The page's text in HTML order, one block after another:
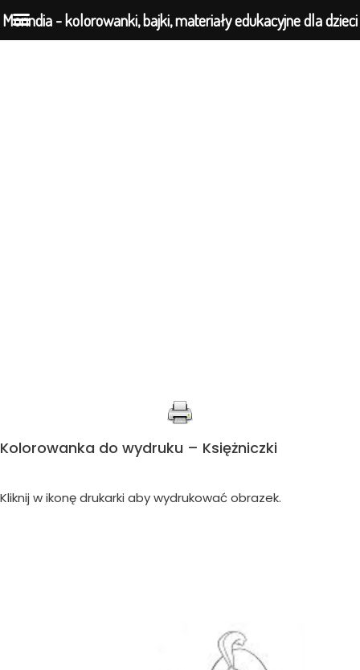
Kolorowanka do wydruku – Księżniczki
Kliknij w ikonę drukarki aby wydrukować obrazek.
Morindia - kolorowanki, bajki, materiały edukacyjne dla dzieci